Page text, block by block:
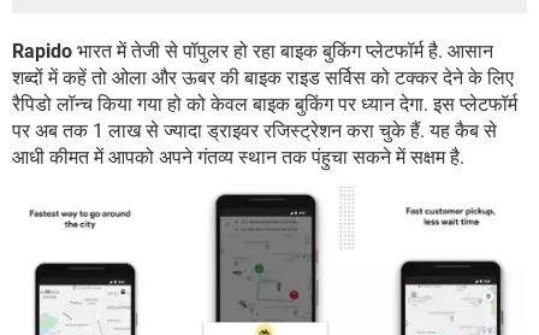
Rapido भारत में तेजी से पॉपुलर हो रहा बाइक बुकिंग प्लेटफॉर्म है. आसान
शब्दों में कहें तो ओला और ऊबर की बाइक राइड सर्विस को टक्कर देने के लिए
रैपिडो लॉन्च किया गया हो को केवल बाइक बुकिंग पर ध्यान देगा. इस प्लेटफॉर्म
पर अब तक 1 लाख से ज्यादा ड्राइवर रजिस्ट्रेशन करा चुके हैं. यह कैब से
आधी कीमत में आपको अपने गंतव्य स्थान तक पंहुचा सकने में सक्षम है.